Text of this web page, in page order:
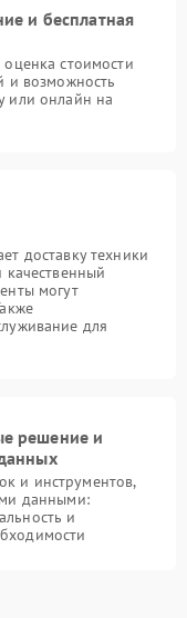
и бесплатная
стоимости
и возможность
или онлайн на
доставку техники
качественный
могут
для
решение и
и инструментов,
данными:
и